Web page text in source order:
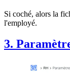
Si coché, alors la
l'employé.
3.